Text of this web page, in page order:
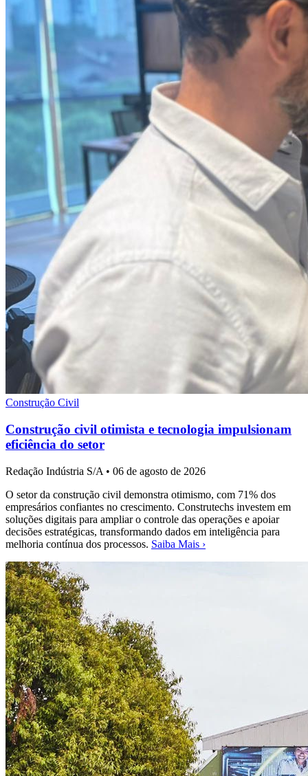
Construção Civil
Construção civil otimista e tecnologia impulsionam
eficiência do setor
Redação Indústria S/A • 06 de agosto de 2026
O setor da construção civil demonstra otimismo, com 71% dos
empresários confiantes no crescimento. Construtechs investem em
soluções digitais para ampliar o controle das operações e apoiar
decisões estratégicas, transformando dados em inteligência para
melhoria contínua dos processos. Saiba Mais ›